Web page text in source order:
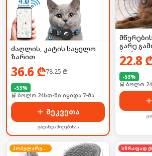
ძაღლის, კატის საყელო
ზარით
36.6 ₾78.25₾
-53%
🛒 ბოლო 24სთ-ში იყიდა 7-მა
შეკვეთა
გადახდა მიღებისას
გარე
22.8
-53%
🛒 ბოლო
პოპულარული